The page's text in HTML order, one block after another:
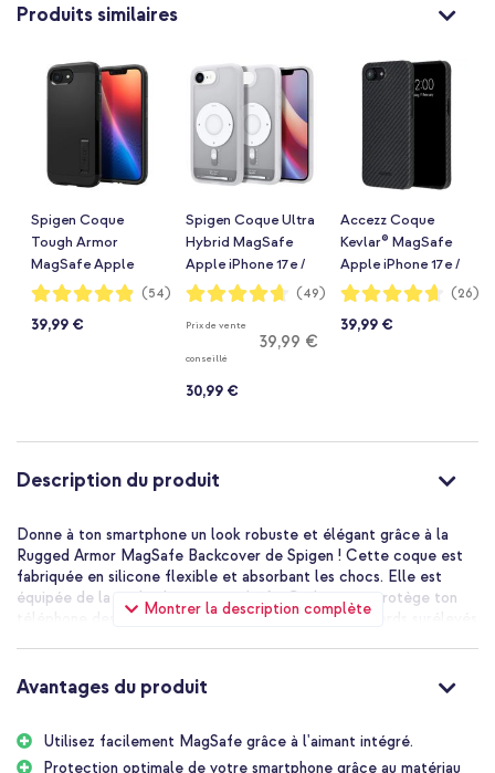
Produits similaires
Spigen Coque
Tough Armor
MagSafe Apple
iPhone 17e / 16e -
Notation:
97%
(54)
39,99 €
Spigen Coque Ultra
Hybrid MagSafe
Apple iPhone 17e /
16e - Classic Silver
Notation:
93%
(49)
Prix de vente
conseillé
39,99 €
30,99 €
Accezz Coque
Kevlar® MagSafe
Apple iPhone 17e /
16e - Noir
Notation:
93%
(26)
39,99 €
Description du produit
Montrer la description complète
Donne à ton smartphone un look robuste et élégant grâce à la
Rugged Armor MagSafe Backcover de Spigen ! Cette coque est
fabriquée en silicone flexible et absorbant les chocs. Elle est
équipée de la technologie spéciale Air Cushion, qui protège ton
téléphone des chutes et des impacts. De plus, ses bords surélevés
les accessoires MagSafe. Pour recharger ton téléphone, il suffit
de laisser la coque en place et de fixer ton chargeur MagSafe.
en améliorant la prise en main. Fine et légère, elle ne rajoute
presque pas d’épaisseur à ton smartphone.
Avantages du produit
Utilisez facilement MagSafe grâce à l'aimant intégré.
Protection optimale de votre smartphone grâce au matériau